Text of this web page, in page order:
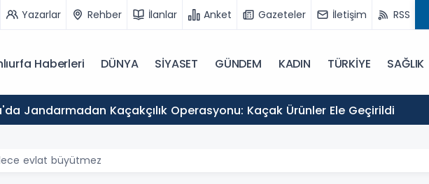
Yazarlar Rehber İlanlar Anket Gazeteler İletişim RSS
Haberleri DÜNYA SİYASET GÜNDEM KADIN TÜRKİYE SAĞLIK
Jandarmadan Kaçakçılık Operasyonu: Kaçak Ürünler Ele Geçirildi
evlat büyütmez